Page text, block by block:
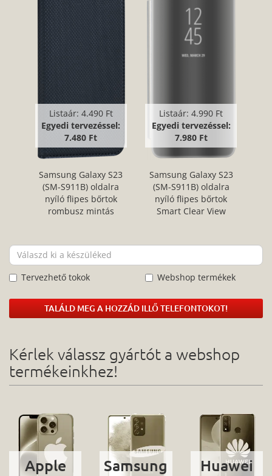
Listaár: 4.490 Ft
Egyedi tervezéssel:
7.480 Ft
Samsung Galaxy S23
(SM-S911B) oldalra
nyíló flipes bőrtok
rombusz mintás
Listaár:4.990 Ft
Egyedi tervezéssel:
7.980 Ft
Samsung Galaxy S23
(SM-S911B) oldalra
nyíló flipes bőrtok
Smart Clear View
Tervezhető tokok Webshop termékek
TALÁLD MEG A HOZZÁD ILLŐ TELEFONTOKOT!
Kérlek válassz gyártót a webshop
termékeinkhez!
Apple Samsung Huawei